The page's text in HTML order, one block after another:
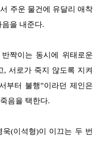
주운 물건에 유달리 애착
을 내준다.
짝이는 동시에 위태로운
, 서로가 죽지 않도록 지켜
부터 불행”이라던 제인은
음을 택한다.
(이석형)이 이끄는 두 번